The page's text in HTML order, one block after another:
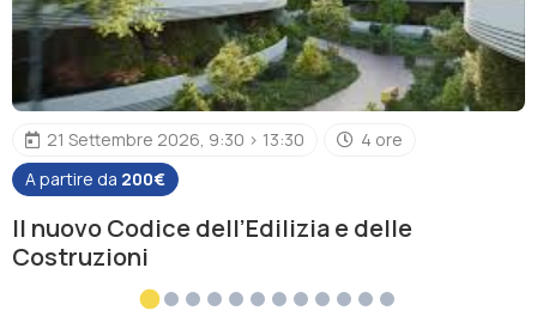
21 Settembre 2026, 9:30 > 13:30
4 ore
A partire da 200€
Il nuovo Codice dell’Edilizia e delle
Costruzioni